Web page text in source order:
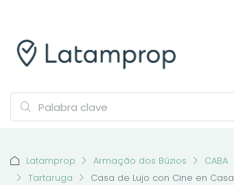
Latamprop Armação dos Búzios CABA
Tartaruga
Casa de Lujo con Cine en Casa